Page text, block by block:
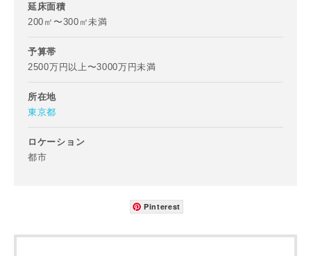
延床面積
200㎡〜300㎡未満
予算帯
2500万円以上〜3000万円未満
所在地
東京都
ロケーション
都市
Pinterest